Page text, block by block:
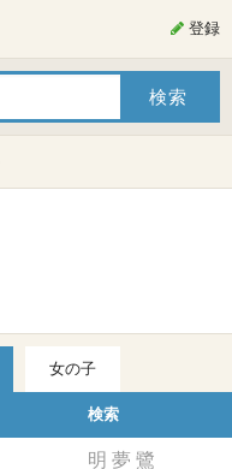
登録
女の子
検索
明 夢 鷺